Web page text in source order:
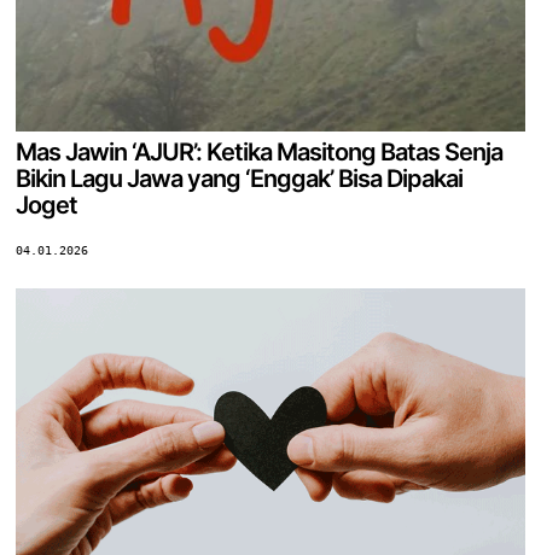
Mas Jawin ‘AJUR’: Ketika Masitong Batas Senja
Bikin Lagu Jawa yang ‘Enggak’ Bisa Dipakai
Joget
04.01.2026